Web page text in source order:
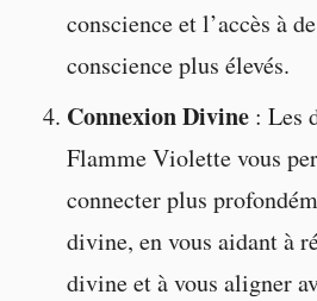
conscience et l’accès à
conscience plus élevés.
Connexion Divine: Les
Flamme Violette vous
connecter plus
divine, en vous aidant à
divine et à vous aligner